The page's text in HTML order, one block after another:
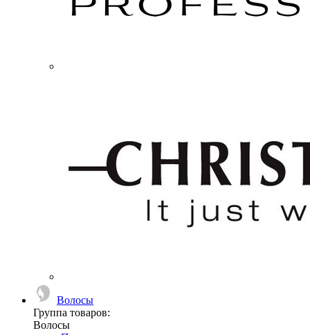
Волосы
Группа товаров:
Волосы